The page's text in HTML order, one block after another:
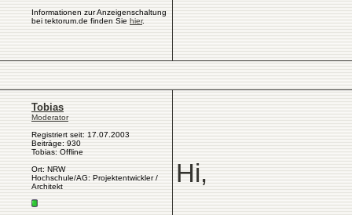
Informationen zur Anzeigenschaltung
bei tektorum.de finden Sie hier.
Tobias
Moderator
Registriert seit: 17.07.2003
Beiträge: 930
Tobias: Offline
Ort: NRW
Hochschule/AG: Projektentwickler /
Architekt
Hi,